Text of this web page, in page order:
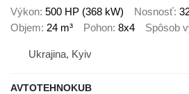
Výkon 500 HP (368 kW) Nosnosť
Objem 24 m³ Pohon 8x4 Spôsob
Ukrajina, Kyiv
AVTOTEHNOKUB